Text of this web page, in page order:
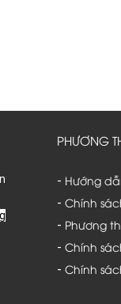
PHƯƠNG
- Hướng
- Chính
- Phương
- Chính
- Chính